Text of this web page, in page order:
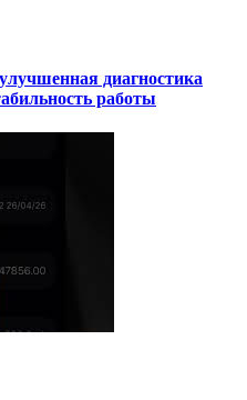
диагностика
работы